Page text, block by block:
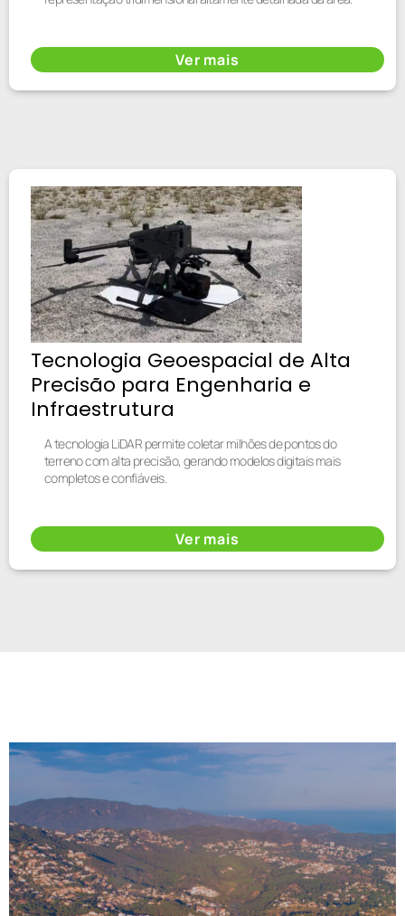
Ver mais
Tecnologia Geoespacial de Alta
Precisão para Engenharia e
Infraestrutura
A tecnologia LiDAR permite coletar milhões de pontos do
terreno com alta precisão, gerando modelos digitais mais
completos e confiáveis.
Ver mais